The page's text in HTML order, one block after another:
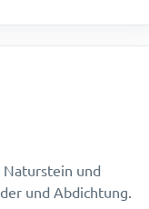
Naturstein und
und Abdichtung.